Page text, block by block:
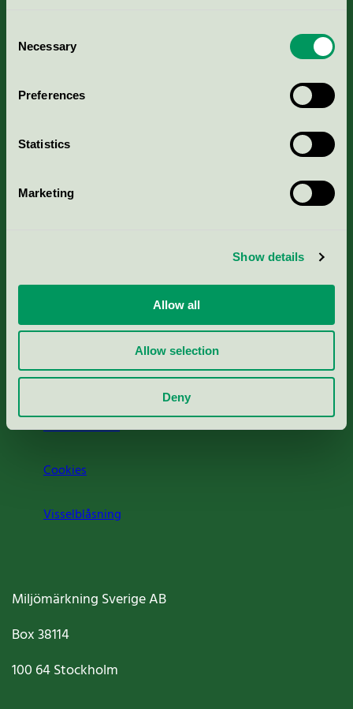
Selection
Necessary
Preferences
Statistics
Marketing
Show details
Allow all
Allow selection
Deny
Portal för massa, papper & tryckerier
Press
Om oss
Jobba hos oss
Cookies
Visselblåsning
Miljömärkning Sverige AB
Box38114
100 64Stockholm